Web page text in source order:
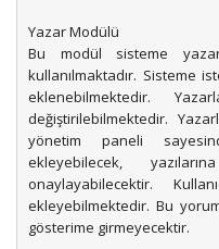
Yazar Modülü
Bu modül sisteme
kullanılmaktadır. Sisteme
eklenebilmektedir.
değiştirilebilmektedir.
yönetim paneli
ekleyebilecek,
onaylayabilecektir.
ekleyebilmektedir. Bu
gösterime girmeyecektir.